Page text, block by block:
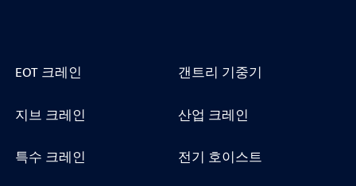
EOT 크레인
갠트리 기중기
지브 크레인
산업 크레인
특수 크레인
전기 호이스트